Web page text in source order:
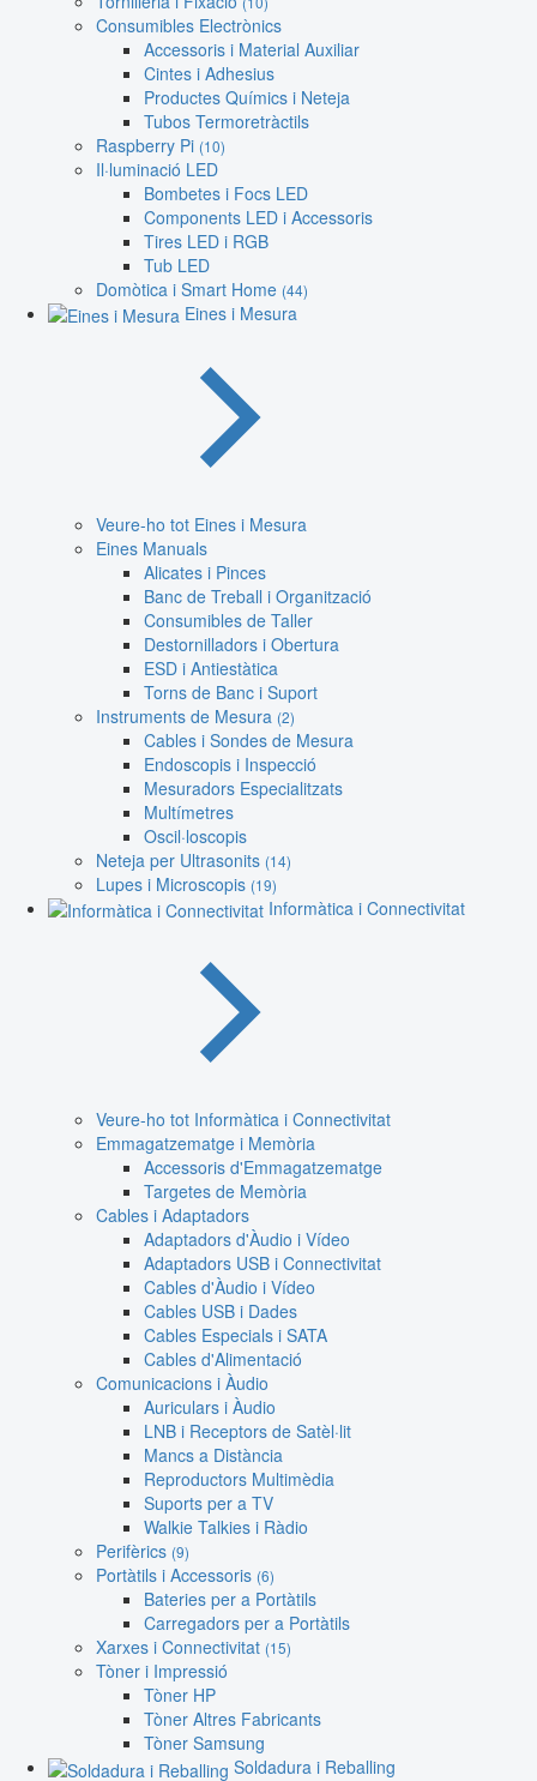
Consumibles Electrònics
Accessoris i Material Auxiliar
Cintes i Adhesius
Productes Químics i Neteja
Tubos Termoretràctils
Raspberry Pi (10)
Il·luminació LED
Bombetes i Focs LED
Components LED i Accessoris
Tires LED i RGB
Tub LED
Domòtica i Smart Home (44)
Eines i Mesura
Veure-ho tot Eines i Mesura
Eines Manuals
Alicates i Pinces
Banc de Treball i Organització
Consumibles de Taller
Destornilladors i Obertura
ESD i Antiestàtica
Torns de Banc i Suport
Instruments de Mesura (2)
Cables i Sondes de Mesura
Endoscopis i Inspecció
Mesuradors Especialitzats
Multímetres
Oscil·loscopis
Neteja per Ultrasonits (14)
Lupes i Microscopis (19)
Informàtica i Connectivitat
Veure-ho tot Informàtica i Connectivitat
Emmagatzematge i Memòria
Accessoris d'Emmagatzematge
Targetes de Memòria
Cables i Adaptadors
Adaptadors d'Àudio i Vídeo
Adaptadors USB i Connectivitat
Cables d'Àudio i Vídeo
Cables USB i Dades
Cables Especials i SATA
Cables d'Alimentació
Comunicacions i Àudio
Auriculars i Àudio
LNB i Receptors de Satèl·lit
Mancs a Distància
Reproductors Multimèdia
Suports per a TV
Walkie Talkies i Ràdio
Perifèrics (9)
Portàtils i Accessoris (6)
Bateries per a Portàtils
Carregadors per a Portàtils
Xarxes i Connectivitat (15)
Tòner i Impressió
Tòner HP
Tòner Altres Fabricants
Tòner Samsung
Soldadura i Reballing